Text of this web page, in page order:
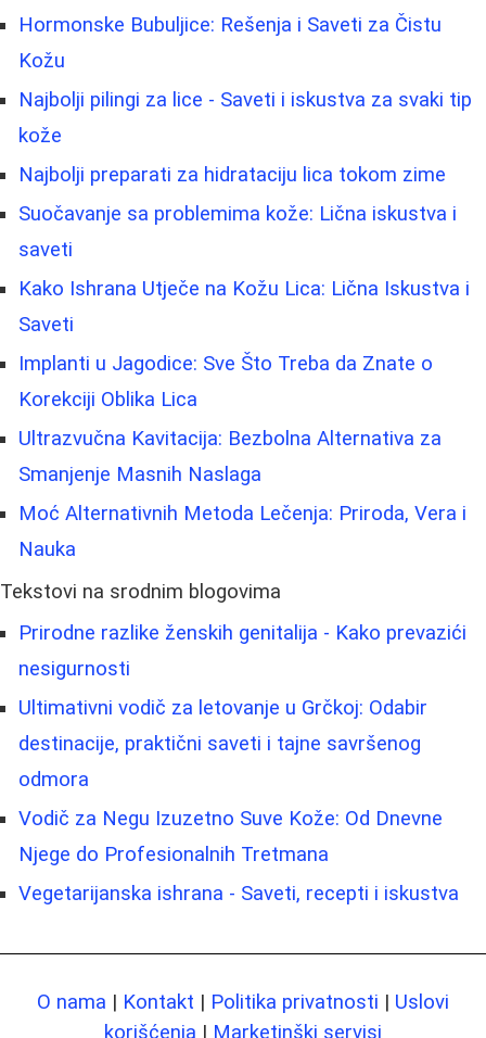
Hormonske Bubuljice: Rešenja i Saveti za Čistu
Kožu
Najbolji pilingi za lice - Saveti i iskustva za svaki tip
kože
Najbolji preparati za hidrataciju lica tokom zime
Suočavanje sa problemima kože: Lična iskustva i
saveti
Kako Ishrana Utječe na Kožu Lica: Lična Iskustva i
Saveti
Implanti u Jagodice: Sve Što Treba da Znate o
Korekciji Oblika Lica
Ultrazvučna Kavitacija: Bezbolna Alternativa za
Smanjenje Masnih Naslaga
Moć Alternativnih Metoda Lečenja: Priroda, Vera i
Nauka
Tekstovi na srodnim blogovima
Prirodne razlike ženskih genitalija - Kako prevazići
nesigurnosti
Ultimativni vodič za letovanje u Grčkoj: Odabir
destinacije, praktični saveti i tajne savršenog
odmora
Vodič za Negu Izuzetno Suve Kože: Od Dnevne
Njege do Profesionalnih Tretmana
Vegetarijanska ishrana - Saveti, recepti i iskustva
O nama | Kontakt | Politika privatnosti | Uslovi
korišćenja | Marketinški servisi